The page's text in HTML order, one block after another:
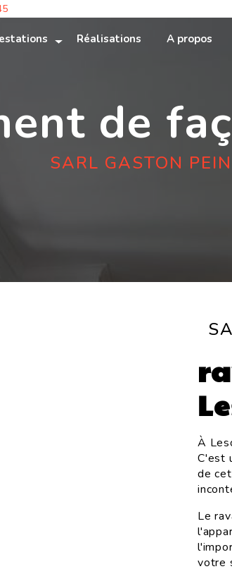
Réalisations A propos
de
SARL GASTON
À
C'est
de
Le
votre